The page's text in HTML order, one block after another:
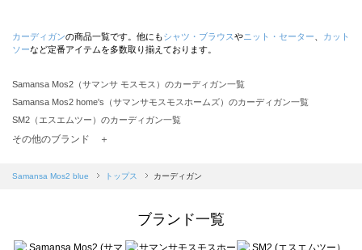
カーディガンの商品一覧です。他にもシャツ・ブラウスやニット・セーター
カット
ソーなど定番アイテムを多数取り揃えております。
Samansa Mos2（サマンサ モスモス）のカーディガン一覧
Samansa Mos2 home's（サマンサモスモスホームズ）のカーディガン一覧
SM2（エスエムツー）のカーディガン一覧
TSUHARU by Samansa Mos2（ツハルバイサマンサモスモス）のカーディガン一覧
Samansa Mos2 blue（サマンサモスモス ブルー）のカーディガン一覧
sō4ū（ソウフォーユー）のカーディガン一覧
Te chichi（テチチ）のカーディガン一覧
その他のブランド ＋
Samansa Mos2 blue トップス カーディガン
ブランド一覧